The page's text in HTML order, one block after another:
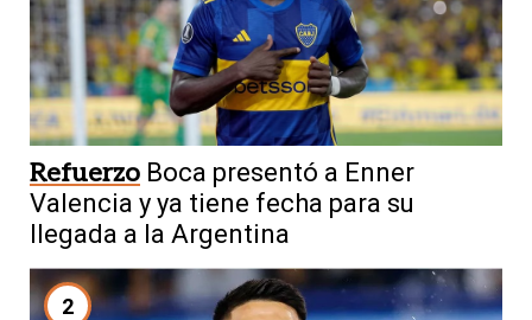
Refuerzo Boca presentó a Enner
Valencia y ya tiene fecha para su
llegada a la Argentina
2